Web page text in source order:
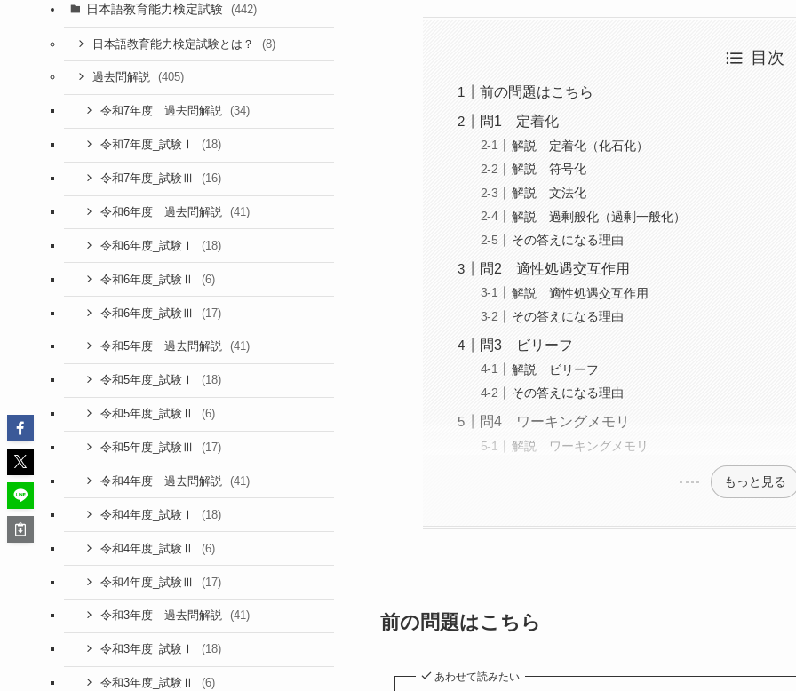
目次
前の問題はこちら
問1 定着化
解説 定着化（化石化）
解説 符号化
解説 文法化
解説 過剰般化（過剰一般化）
その答えになる理由
問2 適性処遇交互作用
解説 適性処遇交互作用
その答えになる理由
問3 ビリーフ
解説 ビリーフ
その答えになる理由
問4 ワーキングメモリ
解説 ワーキングメモリ
もっと見る
前の問題はこちら
あわせて読みたい
日本語教育能力検定試験 (442)
日本語教育能力検定試験とは？ (8)
過去問解説 (405)
令和7年度 過去問解説 (34)
令和7年度_試験Ⅰ (18)
令和7年度_試験Ⅲ (16)
令和6年度 過去問解説 (41)
令和6年度_試験Ⅰ (18)
令和6年度_試験Ⅱ (6)
令和6年度_試験Ⅲ (17)
令和5年度 過去問解説 (41)
令和5年度_試験Ⅰ (18)
令和5年度_試験Ⅱ (6)
令和5年度_試験Ⅲ (17)
令和4年度 過去問解説 (41)
令和4年度_試験Ⅰ (18)
令和4年度_試験Ⅱ (6)
令和4年度_試験Ⅲ (17)
令和3年度 過去問解説 (41)
令和3年度_試験Ⅰ (18)
令和3年度_試験Ⅱ (6)